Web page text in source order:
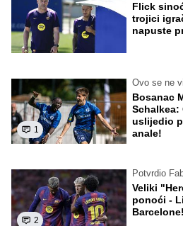
Flick
trojici
napuste
1
Ovo se ne
Bosanac
Schalkea:
uslijedio
anale!
2
Potvrdio
Veliki
ponoći -
Barcelone!